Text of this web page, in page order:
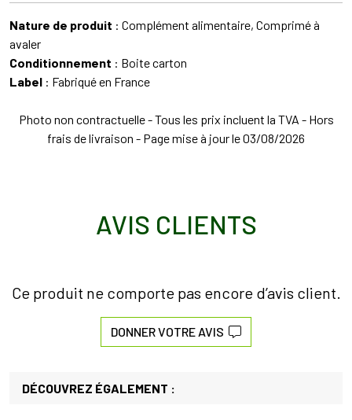
Nature de produit : Complément alimentaire, Comprimé à
avaler
Conditionnement : Boite carton
Label : Fabriqué en France
Photo non contractuelle - Tous les prix incluent la TVA - Hors
frais de livraison - Page mise à jour le 03/08/2026
AVIS CLIENTS
Ce produit ne comporte pas encore d’avis client.
DONNER VOTRE AVIS
DÉCOUVREZ ÉGALEMENT :